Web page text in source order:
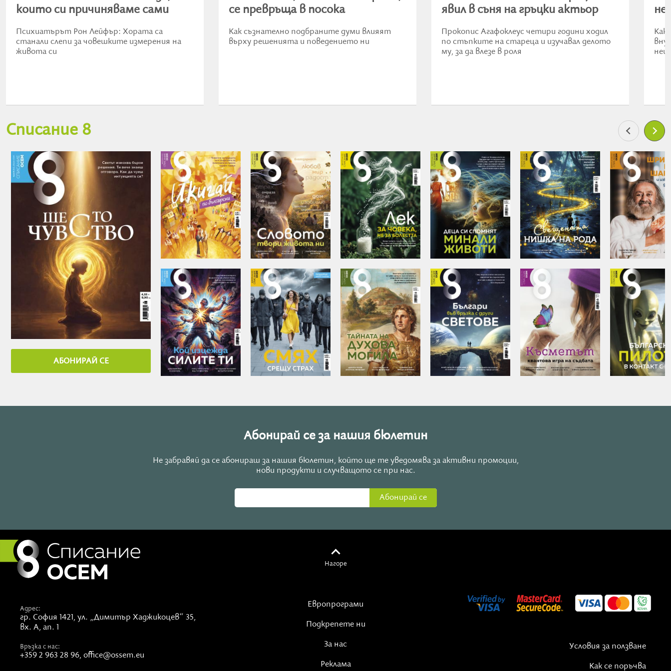
които си причиняваме сами
Психиатърът Рон Лейфър: Хората са
станали слепи за човешките измерения на
живота си
се превръща в посока
Как съзнателно подбраните думи влияят
върху решенията и поведението ни
явил в съня на гръцки актьор
Прокопис Агафоклеус четири години ходил
по стъпките на стареца и изучавал делото
му, за да влезе в роля
Как
Списание 8
АБОНИРАЙ СE
Абонирай се за нашия бюлетин
Не забравяй да се абонираш за нашия бюлетин, който ще те уведомява за активни промоции,
нови продукти и случващото се при нас.
Абонирай се
Нагоре
Адрес:
гр. София 1421, ул. „Димитър Хаджикоцев“ 35,
вх. А, ап. 1
Връзка с нас:
+359 2 963 28 96,office@ossem.eu
Европрограми
Подкрепете ни
За нас
Реклама
Условия за ползване
Как се поръчва